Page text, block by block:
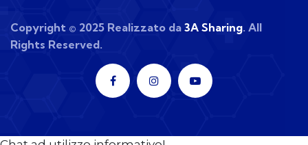
Copyright © 2025 Realizzato da 3A Sharing. All
Rights Reserved.